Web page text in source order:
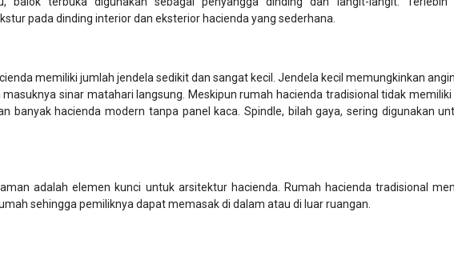
pada dinding interior dan eksterior hacienda yang sederhana.
memiliki jumlah jendela sedikit dan sangat kecil. Jendela kecil memungkinkan
sinar matahari langsung. Meskipun rumah hacienda tradisional tidak memiliki
banyak hacienda modern tanpa panel kaca. Spindle, bilah gaya, sering digunakan
adalah elemen kunci untuk arsitektur hacienda. Rumah hacienda tradisional
sehingga pemiliknya dapat memasak di dalam atau di luar ruangan.